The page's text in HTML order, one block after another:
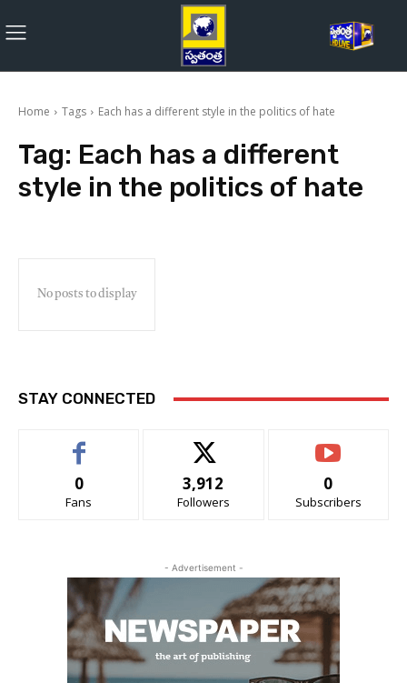
Home Tags Each has a different style in the politics of hate
Tag: Each has a different
style in the politics of hate
No posts to display
STAY CONNECTED
0
Fans
3,912
Followers
0
Subscribers
- Advertisement -